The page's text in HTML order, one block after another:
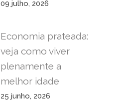
09 julho, 2026
Economia prateada:
veja como viver
plenamente a
melhor idade
25 junho, 2026